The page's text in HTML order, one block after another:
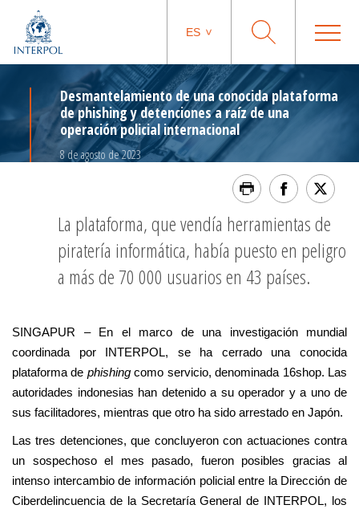
ES
Desmantelamiento de una conocida plataforma
de phishing y detenciones a raíz de una
operación policial internacional
8 de agosto de 2023
La plataforma, que vendía herramientas de
piratería informática, había puesto en peligro
a más de 70 000 usuarios en 43 países.
SINGAPUR – En el marco de una investigación mundial
coordinada por INTERPOL, se ha cerrado una conocida
plataforma de phishingcomo servicio, denominada 16shop. Las
autoridades indonesias han detenido a su operador y a uno de
sus facilitadores, mientras que otro ha sido arrestado en Japón.
Las tres detenciones, que concluyeron con actuaciones contra
un sospechoso el mes pasado, fueron posibles gracias al
intenso intercambio de información policial entre la Dirección de
Ciberdelincuencia de la Secretaría General de INTERPOL, los